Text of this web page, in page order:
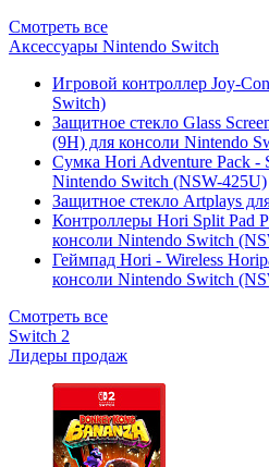
Смотреть все
Аксессуары Nintendo Switch
Игровой контроллер Joy-
Switch)
Защитное стекло Glass
(9H) для консоли Nintendo
Сумка Hori Adventure Pack -
Nintendo Switch (NSW-425U)
Защитное стекло Artplays
Контроллеры Hori Split Pad
консоли Nintendo Switch
Геймпад Hori - Wireless
консоли Nintendo Switch
Смотреть все
Switch 2
Лидеры продаж